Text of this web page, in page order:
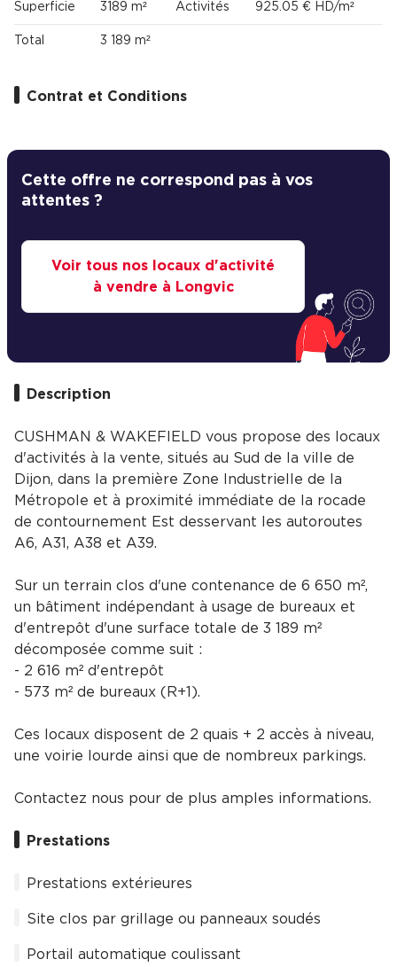
Superficie 3189 m² Activités 925.05 € HD/m²
Total 3 189 m²
Contrat et Conditions
Cette offre ne correspond pas à vos
attentes ?
Voir tous nos locaux d'activité
à vendre à Longvic
Description
CUSHMAN & WAKEFIELD vous propose des locaux
d'activités à la vente, situés au Sud de la ville de
Dijon, dans la première Zone Industrielle de la
Métropole et à proximité immédiate de la rocade
de contournement Est desservant les autoroutes
A6, A31, A38 et A39.
Sur un terrain clos d'une contenance de 6 650 m²,
un bâtiment indépendant à usage de bureaux et
d'entrepôt d'une surface totale de 3 189 m²
décomposée comme suit :
- 2 616 m² d'entrepôt
- 573 m² de bureaux (R+1).
Ces locaux disposent de 2 quais + 2 accès à niveau,
une voirie lourde ainsi que de nombreux parkings.
Contactez nous pour de plus amples informations.
Prestations
Prestations extérieures
Site clos par grillage ou panneaux soudés
Portail automatique coulissant